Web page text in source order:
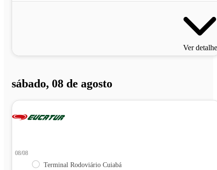
Ver
sábado, 08 de agosto
08/08
Terminal Rodoviário Cuiabá